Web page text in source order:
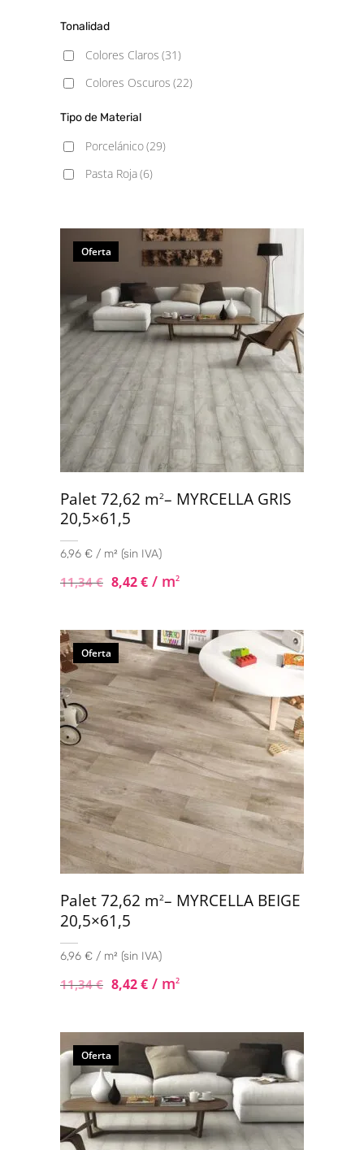
Tonalidad
Colores Claros (31)
Colores Oscuros (22)
Tipo de Material
Porcelánico(29)
Pasta Roja(6)
Oferta
Palet 72,62 m2– MYRCELLA GRIS
20,5×61,5
6,96 € / m² (sin IVA)
11,34€ 8,42€ / m2
Oferta
Palet 72,62 m2– MYRCELLA BEIGE
20,5×61,5
6,96 € / m² (sin IVA)
11,34€ 8,42€ / m2
Oferta